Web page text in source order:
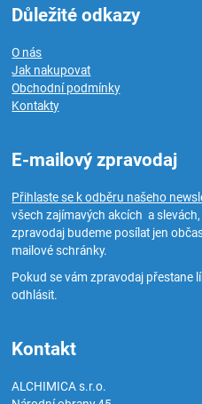
Důležité odkazy
O nás
Jak nakupovat
Obchodní podmínky
Kontakty
E-mailový zpravodaj
Přihlaste se k odběru našeho
všech zajímavých akcích a
zpravodaj budeme posílat jen
mailové schránky.
Pokud se vám zpravodaj přestane
odhlásit.
Kontakt
ALCHIMICA s.r.o.